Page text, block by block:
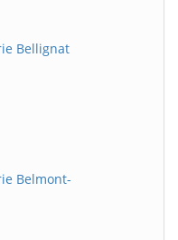
Bellignat
Belmont-